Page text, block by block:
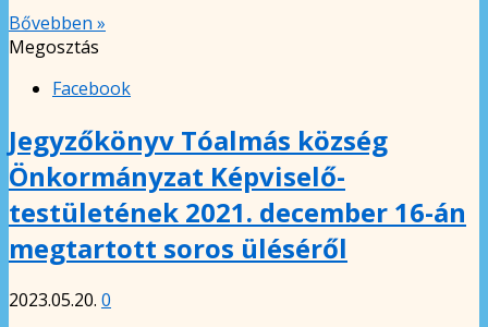
Bővebben »
Megosztás
Facebook
Jegyzőkönyv Tóalmás község
Önkormányzat Képviselő-
testületének 2021. december 16-án
megtartott soros üléséről
2023.05.20. 0